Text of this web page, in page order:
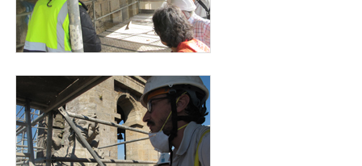
practicas_oficina_tecnica2.jpg